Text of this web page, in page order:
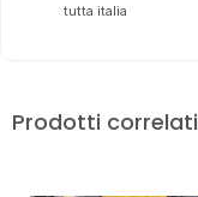
tutta italia
Prodotti correlati